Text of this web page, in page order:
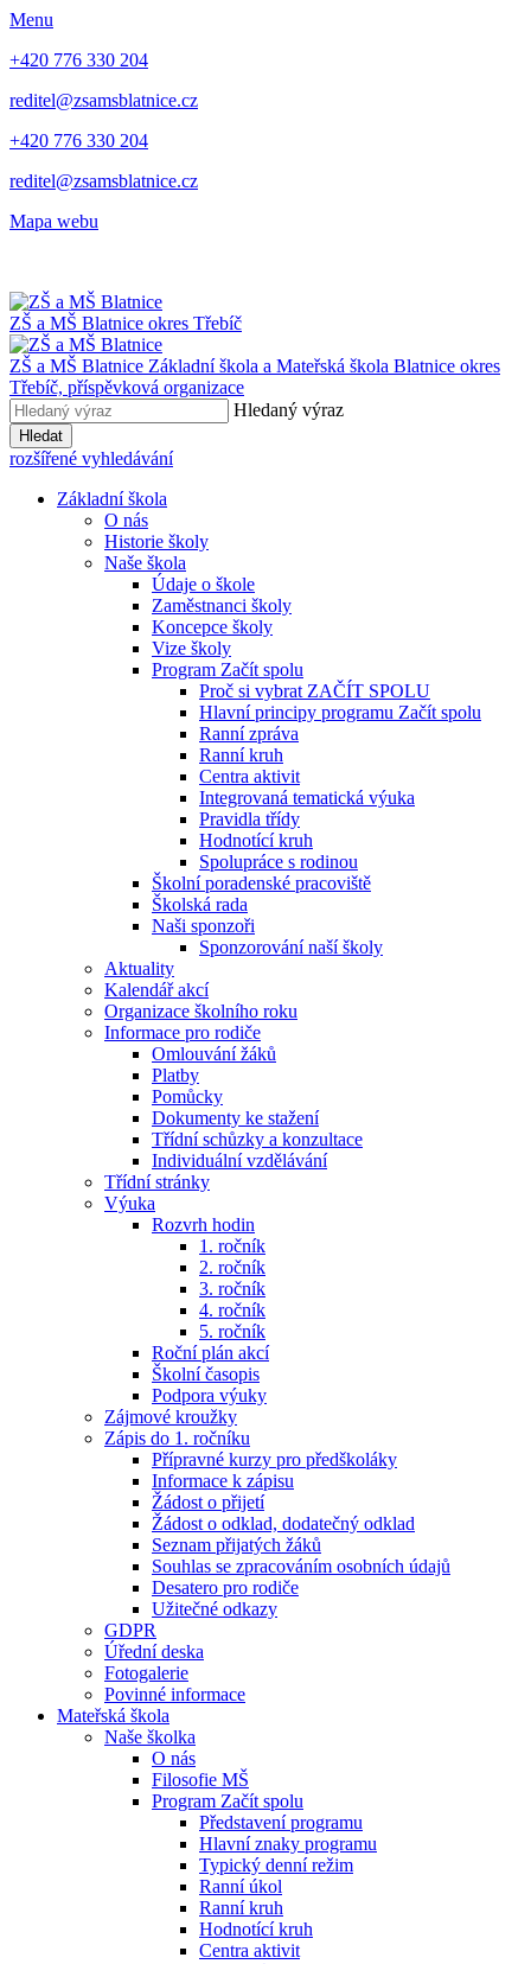
Menu
+420 776 330 204
reditel@zsamsblatnice.cz
+420 776 330 204
reditel@zsamsblatnice.cz
Mapa webu
ZŠ a MŠ Blatnice okres Třebíč
ZŠ a MŠ Blatnice Základní škola a Mateřská škola Blatnice okres
Třebíč, příspěvková organizace
Hledaný výraz
Hledat
rozšířené vyhledávání
Základní škola
O nás
Historie školy
Naše škola
Údaje o škole
Zaměstnanci školy
Koncepce školy
Vize školy
Program Začít spolu
Proč si vybrat ZAČÍT SPOLU
Hlavní principy programu Začít spolu
Ranní zpráva
Ranní kruh
Centra aktivit
Integrovaná tematická výuka
Pravidla třídy
Hodnotící kruh
Spolupráce s rodinou
Školní poradenské pracoviště
Školská rada
Naši sponzoři
Sponzorování naší školy
Aktuality
Kalendář akcí
Organizace školního roku
Informace pro rodiče
Omlouvání žáků
Platby
Pomůcky
Dokumenty ke stažení
Třídní schůzky a konzultace
Individuální vzdělávání
Třídní stránky
Výuka
Rozvrh hodin
1. ročník
2. ročník
3. ročník
4. ročník
5. ročník
Roční plán akcí
Školní časopis
Podpora výuky
Zájmové kroužky
Zápis do 1. ročníku
Přípravné kurzy pro předškoláky
Informace k zápisu
Žádost o přijetí
Žádost o odklad, dodatečný odklad
Seznam přijatých žáků
Souhlas se zpracováním osobních údajů
Desatero pro rodiče
Užitečné odkazy
GDPR
Úřední deska
Fotogalerie
Povinné informace
Mateřská škola
Naše školka
O nás
Filosofie MŠ
Program Začít spolu
Představení programu
Hlavní znaky programu
Typický denní režim
Ranní úkol
Ranní kruh
Hodnotící kruh
Centra aktivit